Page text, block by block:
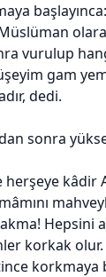
başlayınca:
vurulup
gam
dedi.
sonra
herşeye kâdir
Hepsini
korkak
korkmaya